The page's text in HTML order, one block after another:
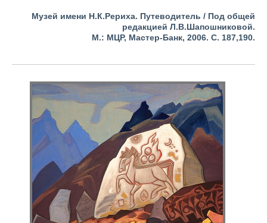
Музей имени Н.К.Рериха. Путеводитель / Под общей
редакцией Л.В.Шапошниковой.
М.: МЦР, Мастер-Банк, 2006. С. 187,190.